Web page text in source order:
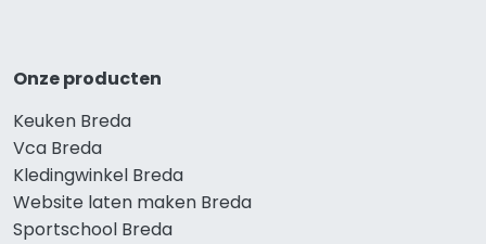
Onze producten
Keuken Breda
Vca Breda
Kledingwinkel Breda
Website laten maken Breda
Sportschool Breda